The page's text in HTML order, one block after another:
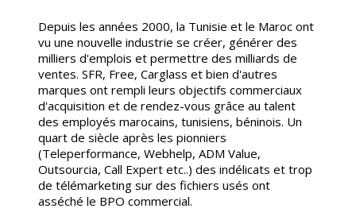
Depuis les années 2000, la Tunisie et le Maroc ont
vu une nouvelle industrie se créer, générer des
milliers d'emplois et permettre des milliards de
ventes. SFR, Free, Carglass et bien d'autres
marques ont rempli leurs objectifs commerciaux
d'acquisition et de rendez-vous grâce au talent
des employés marocains, tunisiens, béninois. Un
quart de siècle après les pionniers
(Teleperformance, Webhelp, ADM Value,
Outsourcia, Call Expert etc..) des indélicats et trop
de télémarketing sur des fichiers usés ont
asséché le BPO commercial.